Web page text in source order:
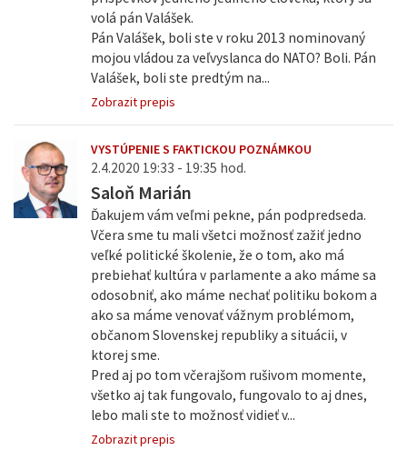
volá pán Valášek.
Pán Valášek, boli ste v roku 2013 nominovaný
mojou vládou za veľvyslanca do NATO? Boli. Pán
Valášek, boli ste predtým na...
Zobrazit prepis
VYSTÚPENIE S FAKTICKOU POZNÁMKOU
2.4.2020 19:33 - 19:35 hod.
Saloň Marián
Ďakujem vám veľmi pekne, pán podpredseda.
Včera sme tu mali všetci možnosť zažiť jedno
veľké politické školenie, že o tom, ako má
prebiehať kultúra v parlamente a ako máme sa
odosobniť, ako máme nechať politiku bokom a
ako sa máme venovať vážnym problémom,
občanom Slovenskej republiky a situácii, v
ktorej sme.
Pred aj po tom včerajšom rušivom momente,
všetko aj tak fungovalo, fungovalo to aj dnes,
lebo mali ste to možnosť vidieť v...
Zobrazit prepis